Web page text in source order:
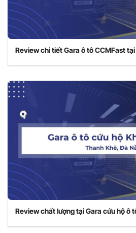
Review chi tiết Gara ô tô CCMFast
Review chất lượng tại Gara cứu hộ ô